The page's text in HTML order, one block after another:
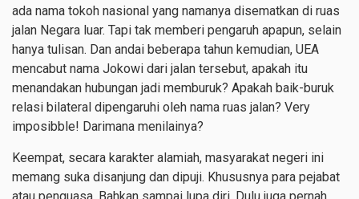
ada nama tokoh nasional yang namanya disematkan di ruas
jalan Negara luar. Tapi tak memberi pengaruh apapun, selain
hanya tulisan. Dan andai beberapa tahun kemudian, UEA
mencabut nama Jokowi dari jalan tersebut, apakah itu
menandakan hubungan jadi memburuk? Apakah baik-buruk
relasi bilateral dipengaruhi oleh nama ruas jalan? Very
imposibble! Darimana menilainya?
Keempat, secara karakter alamiah, masyarakat negeri ini
memang suka disanjung dan dipuji. Khususnya para pejabat